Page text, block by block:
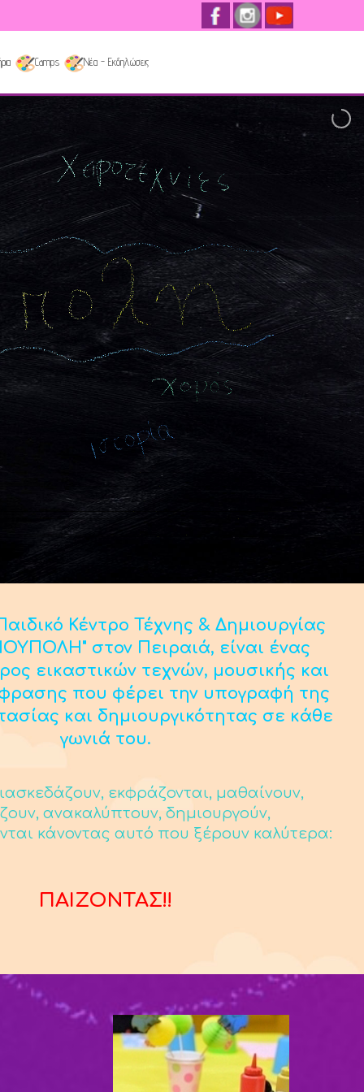
Camps Νέα - Εκδηλώσεις
Κέντρο Τέχνης & Δημιουργίας
στον Πειραιά, είναι ένας
εικαστικών τεχνών, μουσικής και
που φέρει την υπογραφή της
και δημιουργικότητας σε κάθε
γωνιά του.
εκφράζονται, μαθαίνουν,
ανακαλύπτουν, δημιουργούν,
κάνοντας αυτό που ξέρουν καλύτερα:
ΠΑΙΖΟΝΤΑΣ!!